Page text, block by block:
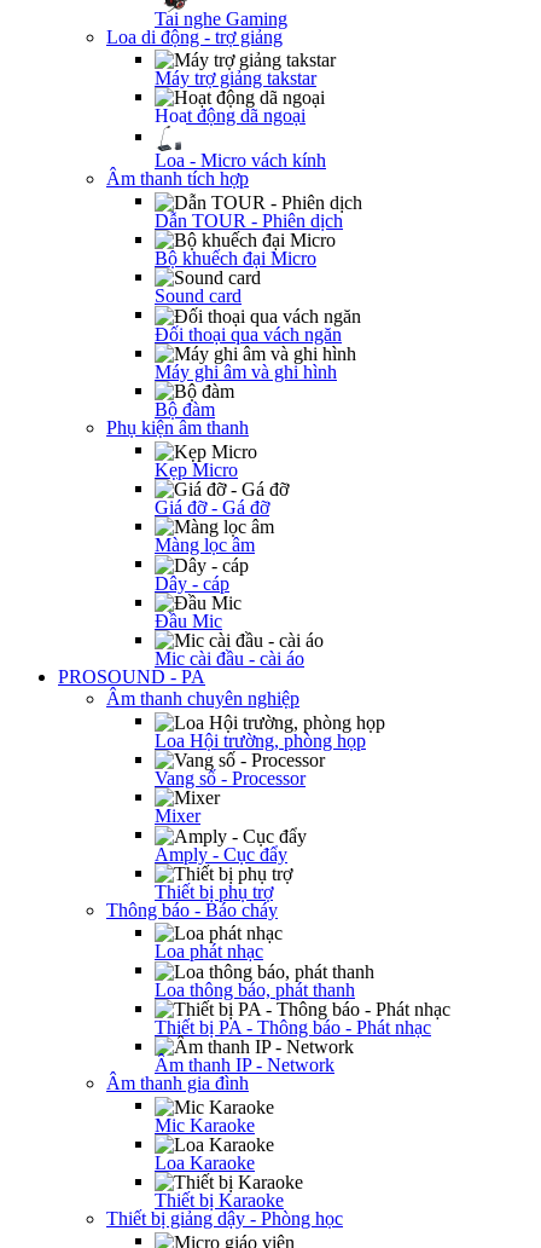
Tai nghe Gaming
Loa di động - trợ giảng
Máy trợ giảng takstar
Hoạt động dã ngoại
Loa - Micro vách kính
Âm thanh tích hợp
Dẫn TOUR - Phiên dịch
Bộ khuếch đại Micro
Sound card
Đối thoại qua vách ngăn
Máy ghi âm và ghi hình
Bộ đàm
Phụ kiện âm thanh
Kẹp Micro
Giá đỡ - Gá đỡ
Màng lọc âm
Dây - cáp
Đầu Mic
Mic cài đầu - cài áo
PROSOUND - PA
Âm thanh chuyên nghiệp
Loa Hội trường, phòng họp
Vang số - Processor
Mixer
Amply - Cục đẩy
Thiết bị phụ trợ
Thông báo - Báo cháy
Loa phát nhạc
Loa thông báo, phát thanh
Thiết bị PA - Thông báo - Phát nhạc
Âm thanh IP - Network
Âm thanh gia đình
Mic Karaoke
Loa Karaoke
Thiết bị Karaoke
Thiết bị giảng dậy - Phòng học